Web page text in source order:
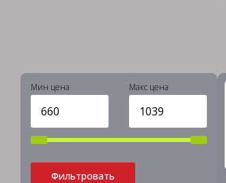
Мин цена Макс цена
Фильтровать